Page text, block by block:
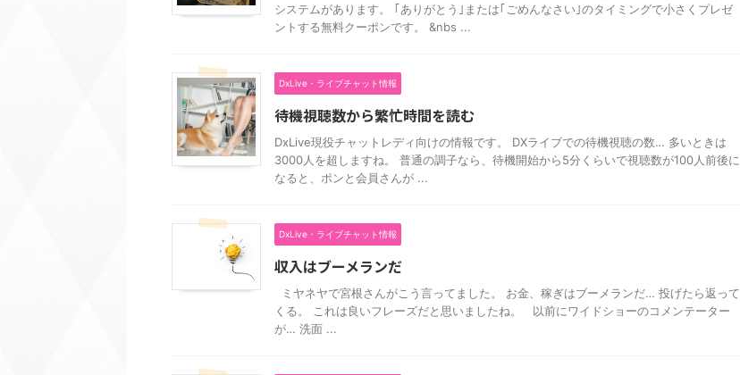
システムがあります。 ｢ありがとう｣または｢ごめんなさい｣のタイミングで小さくプレゼ
ントする無料クーポンです。 &nbs ...
DxLive・ライブチャット情報
待機視聴数から繁忙時間を読む
DxLive現役チャットレディ向けの情報です。 DXライブでの待機視聴の数… 多いときは
3000人を超しますね。 普通の調子なら、待機開始から5分くらいで視聴数が100人前後に
なると、ポンと会員さんが ...
DxLive・ライブチャット情報
収入はブーメランだ
ミヤネヤで宮根さんがこう言ってました。 お金、稼ぎはブーメランだ… 投げたら返って
くる。 これは良いフレーズだと思いましたね。 以前にワイドショーのコメンテーター
が… 洗面 ...